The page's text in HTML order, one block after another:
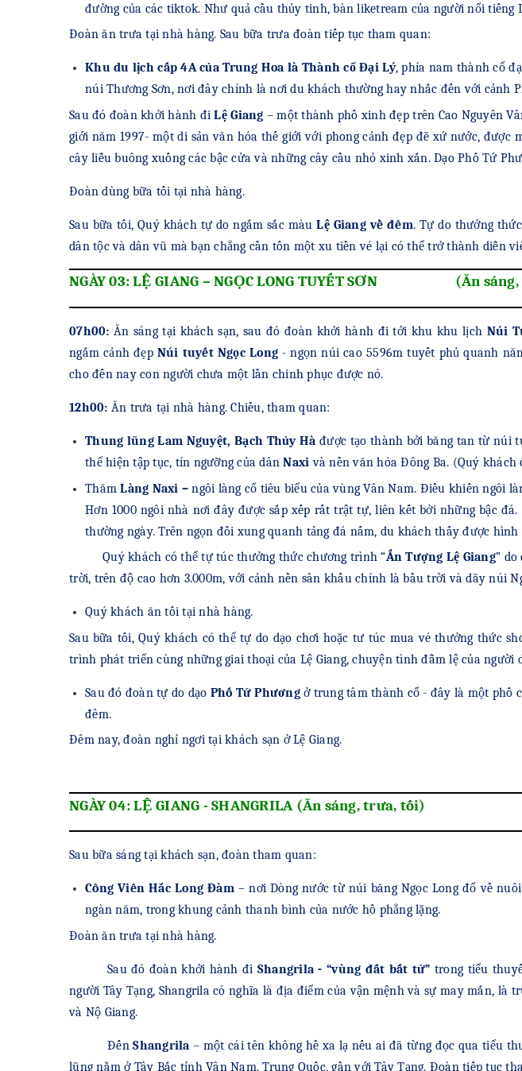
đường của các tiktok. Như quả cầu thủy tinh, bàn liketream của người nổi
Đoàn ăn trưa tại nhà hàng. Sau bữa trưa đoàn tiếp tục tham quan:
Khu du lịch cấp 4A của Trung Hoa là Thành cổ Đại Lý, phía nam thành cổ
núi Thương Sơn, nơi đây chính là nơi du khách thường hay nhắc đến với cảnh
Sau đó đoàn khởi hành điLệ Giang – một thành phố xinh đẹp trên Cao Nguyên
giới năm 1997- một di sản văn hóa thế giới với phong cảnh đẹp đẽ xứ nước,
cây liễu buông xuống các bậc cửa và những cây cầu nhỏ xinh xắn. Dạo Phố Tứ
Đoàn dùng bữa tối tại nhà hàng.
Sau bữa tối, Quý khách tự do ngắm sắc màuLệ Giang về đêm. Tự do thưởng
dân tộc và dân vũ mà bạn chẳng cần tốn một xu tiền vé lại có thể trở thành diễn
NGÀY 03: LỆ GIANG – NGỌC LONG TUYẾT SƠN (Ăn sáng,
07h00: Ăn sáng tại khách sạn, sau đó đoàn khởi hành đi tới khu khu lịch Núi
ngắm cảnh đẹp Núi tuyết Ngọc Long - ngọn núi cao 5596m tuyết phủ quanh
cho đến nay con người chưa một lần chinh phục được nó.
12h00: Ăn trưa tại nhà hàng. Chiều, tham quan:
Thung lũng Lam Nguyệt, Bạch Thủy Hà được tạo thành bởi băng tan từ núi
thể hiện tập tục, tín ngưỡng của dânNaxi và nền văn hóa Đông Ba. (Quý
ThămLàng Naxi – ngôi làng cổ tiêu biểu của vùng Vân Nam. Điều khiến ngôi
Hơn 1000 ngôi nhà nơi đây được sắp xếp rất trật tự, liên kết bởi những bậc
thường ngày. Trên ngọn đồi xung quanh tảng đá nấm, du khách thấy được
Quý khách có thể tự túc thưởng thức chương trình “Ấn Tượng Lệ Giang”
trời, trên độ cao hơn 3.000m, với cảnh nền sân khấu chính là bầu trời và dãy núi
Quý khách ăn tối tại nhà hàng.
Sau bữa tối, Quý khách có thể tự do dạo chơi hoặc tư túc mua vé thưởng thức
trình phát triển cùng những giai thoại của Lệ Giang, chuyện tình đẫm lệ của người
Sau đó đoàn tự do dạo Phố Tứ Phươngở trung tâm thành cổ - đây là một phố
đêm.
Đêm nay, đoàn nghỉ ngơi tại khách sạn ở Lệ Giang.
NGÀY 04: LỆ GIANG - SHANGRILA (Ăn sáng, trưa, tối)
Sau bữa sáng tại khách sạn, đoàn tham quan:
Công Viên Hắc Long Đàm– nơi Dòng nước từ núi băng Ngọc Long đổ về
ngàn năm, trong khung cảnh thanh bình của nước hồ phẳng lặng.
Đoàn ăn trưa tại nhà hàng.
Sau đó đoàn khởi hành đi Shangrila - “vùng đất bất tử” trong tiểu
người Tây Tạng, Shangrila có nghĩa là địa điểm của vận mệnh và sự may mắn, là
và Nộ Giang.
ĐếnShangrila – một cái tên không hề xa lạ nếu ai đã từng đọc qua tiểu
lũng nằm ở Tây Bắc tỉnh Vân Nam, Trung Quốc, gần với Tây Tạng. Đoàn tiếp tục